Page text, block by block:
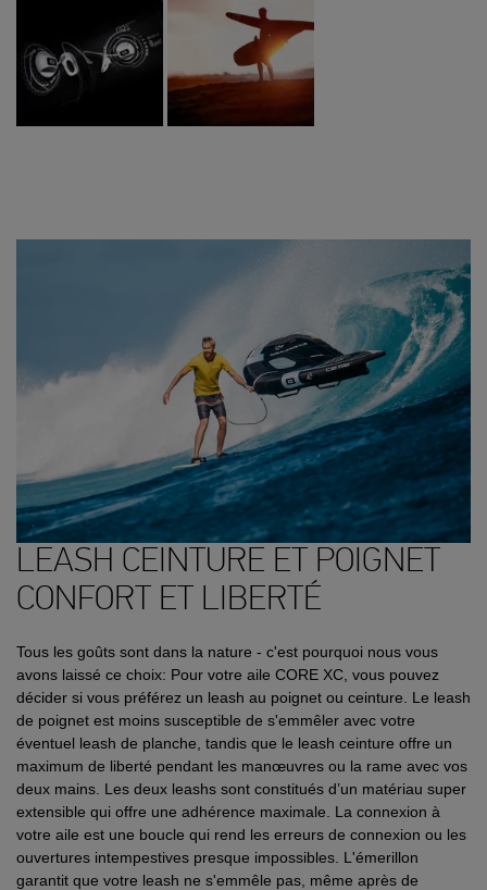
LEASH CEINTURE ET POIGNET
CONFORT ET LIBERTÉ
Tous les goûts sont dans la nature - c'est pourquoi nous vous
avons laissé ce choix: Pour votre aile CORE XC, vous pouvez
décider si vous préférez un leash au poignet ou ceinture. Le leash
de poignet est moins susceptible de s'emmêler avec votre
éventuel leash de planche, tandis que le leash ceinture offre un
maximum de liberté pendant les manœuvres ou la rame avec vos
deux mains. Les deux leashs sont constitués d’un matériau super
extensible qui offre une adhérence maximale. La connexion à
votre aile est une boucle qui rend les erreurs de connexion ou les
ouvertures intempestives presque impossibles. L'émerillon
garantit que votre leash ne s'emmêle pas, même après de